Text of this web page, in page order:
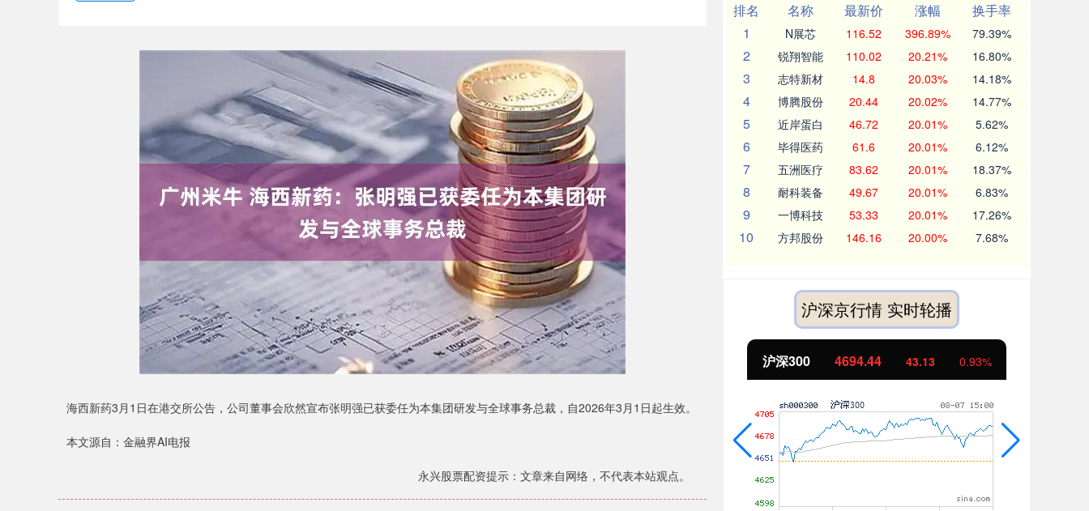
海西新药3月1日在港交所公告，公司董事会欣然宣布张明强已获委任为本集团研发与全球事务总裁，自2026年3月1日起生效。
本文源自：金融界AI电报
永兴股票配资提示：文章来自网络，不代表本站观点。
排名
名称 最新价 涨幅
换手率
1
N展芯 116.52 396.89% 79.39%
2 锐翔智能 110.02 20.21% 16.80%
3 志特新材 14.8 20.03% 14.18%
4 博腾股份 20.44 20.02% 14.77%
5 近岸蛋白 46.72 20.01% 5.62%
6 毕得医药 61.6 20.01% 6.12%
7 五洲医疗 83.62 20.01% 18.37%
8 耐科装备 49.67 20.01% 6.83%
9 一博科技 53.33 20.01% 17.26%
10 方邦股份 146.16 20.00% 7.68%
沪深京行情 实时轮播
3940.04 39.68 1.02% 深证成指 14311.01 200.89 沪深300 4694.44 43.13 0.93%